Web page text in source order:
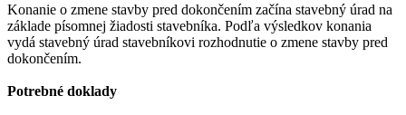
Konanie o zmene stavby pred dokončením začína stavebný úrad na
základe písomnej žiadosti stavebníka. Podľa výsledkov konania
vydá stavebný úrad stavebníkovi rozhodnutie o zmene stavby pred
dokončením.
Potrebné doklady